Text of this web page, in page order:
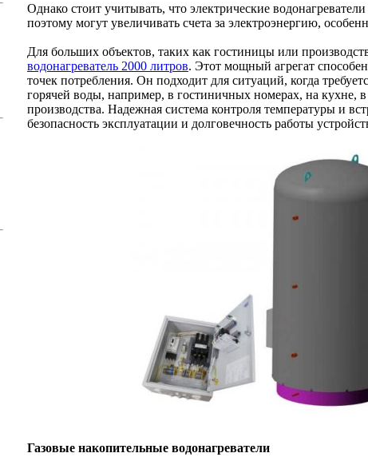
Однако стоит учитывать, что электрические
поэтому могут увеличивать счета за электроэнергию,
Для больших объектов, таких как гостиницы или
водонагреватель 2000 литров. Этот мощный агрегат
точек потребления. Он подходит для ситуаций, когда
горячей воды, например, в гостиничных номерах, на кухне,
производства. Надежная система контроля температуры и
безопасность эксплуатации и долговечность работы
Газовые накопительные водонагреватели